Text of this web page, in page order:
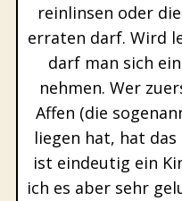
reinlinsen oder
erraten darf. Wird
darf man sich
nehmen. Wer
Affen (die
liegen hat, hat das
ist eindeutig ein
ich es aber sehr